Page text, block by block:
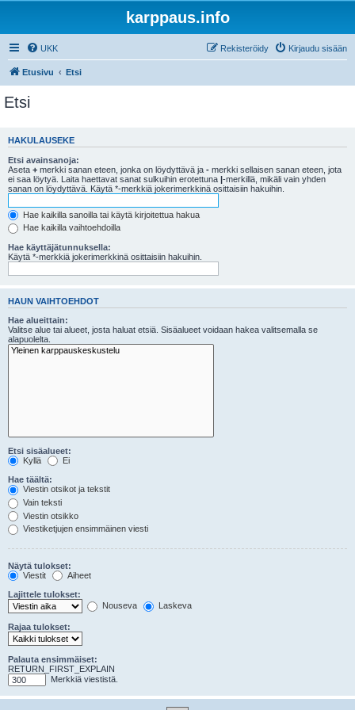
karppaus.info
UKK Kirjaudu sisään
Rekisteröidy
Etusivu Etsi
Etsi
HAKULAUSEKE
Etsi avainsanoja:
Aseta + merkki sanan eteen, jonka on löydyttävä ja - merkki sellaisen sanan eteen, jota
ei saa löytyä. Laita haettavat sanat sulkuihin erotettuna |-merkillä, mikäli vain yhden
sanan on löydyttävä. Käytä *-merkkiä jokerimerkkinä osittaisiin hakuihin.
Hae kaikilla sanoilla tai käytä kirjoitettua hakua
Hae kaikilla vaihtoehdoilla
Hae käyttäjätunnuksella:
Käytä *-merkkiä jokerimerkkinä osittaisiin hakuihin.
HAUN VAIHTOEHDOT
Hae alueittain:
Valitse alue tai alueet, josta haluat etsiä. Sisäalueet voidaan hakea valitsemalla se
alapuolelta.
Etsi sisäalueet:
Kyllä
Ei
Hae täältä:
Viestin otsikot ja tekstit
Vain teksti
Viestin otsikko
Viestiketjujen ensimmäinen viesti
Näytä tulokset:
Viestit
Aiheet
Lajittele tulokset:
Nouseva
Laskeva
Rajaa tulokset:
Palauta ensimmäiset:
RETURN_FIRST_EXPLAIN
Merkkiä viestistä.